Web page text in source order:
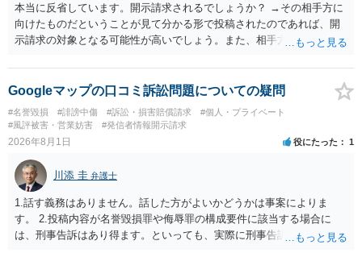
本当に反省しています。開示請求されるでしょうか？ →その相手方に
向けたものだということが見て分かる形で投稿されたのであれば、開
示請求の対象となる可能性が高いでしょう。また、相手方の投稿した
と存じます。発信者情報開示請求が進むと、投稿に使った回線の契約
者のところに、意見照会がなされます。アカウント情報開示の場合
は、アカウントの登録メールに意見照会がなされます。 また、された
場合賠償金はいくらでしょうか。 →ケースバイケースであり、数万円
から１００万単位まで様々でしょう。裁判外であれば交渉して相手方
Googleマップの口コミ訴訟問題についての疑問
#名誉毀損 #誹謗中傷 #訴訟・損害賠償請求
#個人・プライベート
#風評被害・営業妨害
#発信者情報開示請求
2026年8月1日 役にたった 1
川添 圭 弁護士
1.話す義務はありません。話した方がよいかどうかは事案によりま
す。 2.投稿内容が名誉毀損罪や侮辱罪の構成要件に該当する場合に
は、刑事告訴はあり得ます。といっても、実際に刑事告訴に動くかど